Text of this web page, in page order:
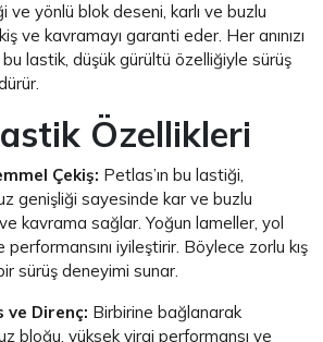
ve yönlü blok deseni, karlı ve buzlu
ve kavramayı garanti eder. Her anınızı
lastik, düşük gürültü özelliğiyle sürüş
Özellikleri
Çekiş: Petlas’ın bu lastiği,
genişliği sayesinde kar ve buzlu
kavrama sağlar. Yoğun lameller, yol
iyileştirir. Böylece zorlu kış
sürüş deneyimi sunar.
ve Direnç: Birbirine bağlanarak
bloğu, yüksek viraj performansı ve